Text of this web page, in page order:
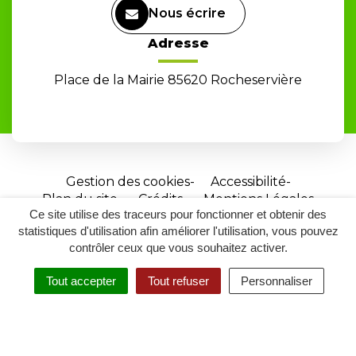
Ce site utilise des traceurs pour fonctionner et obtenir des
statistiques d'utilisation afin améliorer l'utilisation, vous pouvez
contrôler ceux que vous souhaitez activer.
Tout accepter Tout refuser Personnaliser
RECHERCHER
ACCESSIBILITÉ
Nous écrire
Adresse
Place de la Mairie 85620 Rocheservière
Gestion des cookies
Accessibilité
Plan du site
Crédits
Mentions Légales
Site
réalisé
par
Inovagora